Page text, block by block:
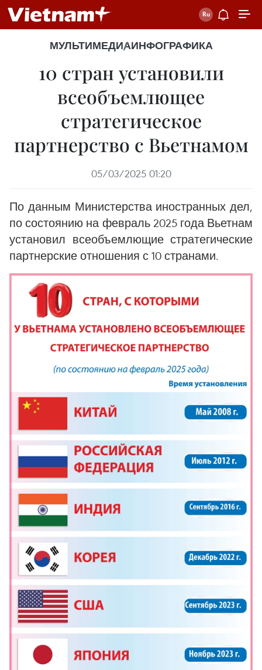
МУЛЬТИМЕДИАИНФОГРАФИКА
10 стран установили
всеобъемлющее
стратегическое
партнерство с Вьетнамом
05/03/2025 01:20
По данным Министерства иностранных дел,
по состоянию на февраль 2025 года Вьетнам
установил всеобъемлющие стратегические
партнерские отношения с 10 странами.